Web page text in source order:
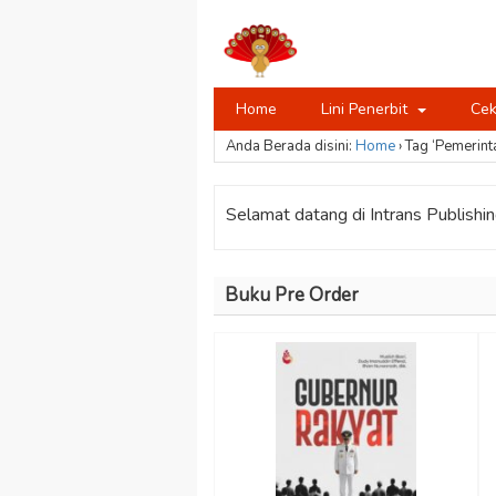
Home Lini Penerbit
Anda Berada disini: Home›Tag
Selamat datang di Intrans
Buku Pre Order